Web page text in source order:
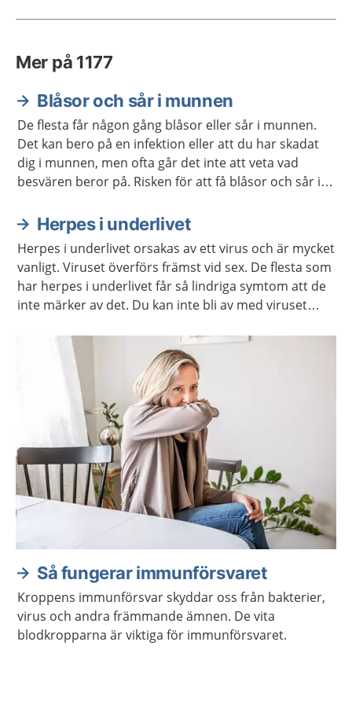
Mer på 1177
Blåsor och sår i munnen
De flesta får någon gång blåsor eller sår i munnen.
Det kan bero på en infektion eller att du har skadat
dig i munnen, men ofta går det inte att veta vad
besvären beror på. Risken för att få blåsor och sår i
tid eller använder vissa läkemedel.
Herpes i underlivet
Herpes i underlivet orsakas av ett virus och är mycket
vanligt. Viruset överförs främst vid sex. De flesta som
har herpes i underlivet får så lindriga symtom att de
inte märker av det. Du kan inte bli av med viruset
Så fungerar immunförsvaret
Kroppens immunförsvar skyddar oss från bakterier,
virus och andra främmande ämnen. De vita
blodkropparna är viktiga för immunförsvaret.